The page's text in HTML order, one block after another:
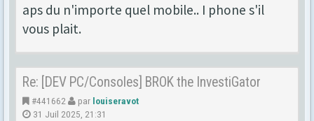
aps du n'importe quel mobile.. I phone s'il
vous plait.
Re: [DEV PC/Consoles] BROK the InvestiGator
#441662 par louiseravot
31 Juil 2025, 21:31